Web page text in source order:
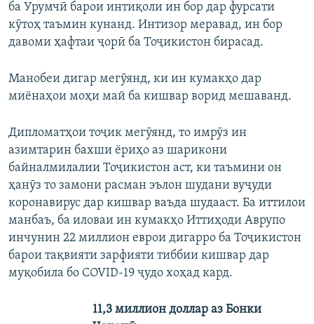
ба Урумчӣ барои интиқоли ин бор дар фурсати
кӯтоҳ таъмин кунанд. Интизор меравад, ин бор
давоми ҳафтаи ҷорӣ ба Тоҷикистон бирасад.
Манобеи дигар мегӯянд, ки ин кумакҳо дар
миёнаҳои моҳи май ба кишвар ворид мешаванд.
Дипломатҳои тоҷик мегӯянд, то имрӯз ин
азимтарин бахши ёриҳо аз шарикони
байналмилалии Тоҷикистон аст, ки таъмини он
ҳанӯз то замони расман эълон шудани вуҷуди
коронавирус дар кишвар ваъда шудааст. Ба иттилои
манбаъ, ба иловаи ин кумакҳо Иттиҳоди Аврупо
инчунин 22 миллион еврои дигарро ба Тоҷикистон
барои тақвияти зарфияти тиббии кишвар дар
муқобила бо COVID-19 ҷудо хоҳад кард.
11,3 миллион доллар аз Бонки